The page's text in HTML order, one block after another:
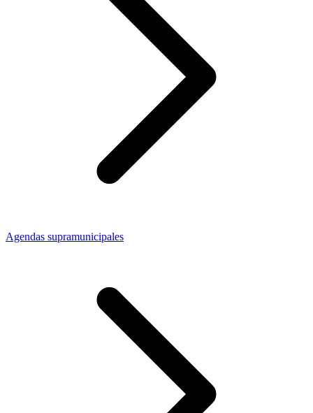
Agendas supramunicipales